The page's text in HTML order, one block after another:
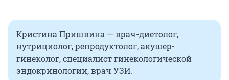
Кристина Пришвина — врач-диетолог,
нутрициолог, репродуктолог, акушер-
гинеколог, специалист гинекологической
эндокринологии, врач УЗИ.